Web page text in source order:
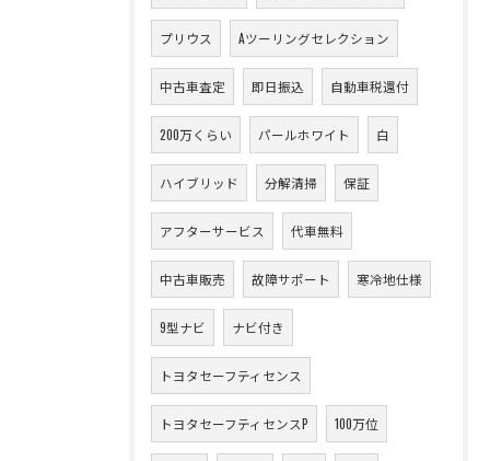
プリウス Aツーリングセレクション
中古車査定 即日振込 自動車税還付
200万くらい パールホワイト 白
ハイブリッド 分解清掃 保証
アフターサービス 代車無料
中古車販売 故障サポート 寒冷地仕様
9型ナビ ナビ付き
トヨタセーフティセンス
トヨタセーフティセンスP 100万位